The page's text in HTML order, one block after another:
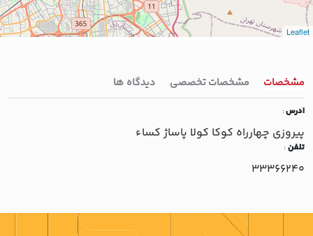
Leaflet
مشخصات مشخصات تخصصی دیدگاه ها
ادرس:
پيروزي چهارراه کوکا کولا پاساژ کساء
تلفن:
33366240